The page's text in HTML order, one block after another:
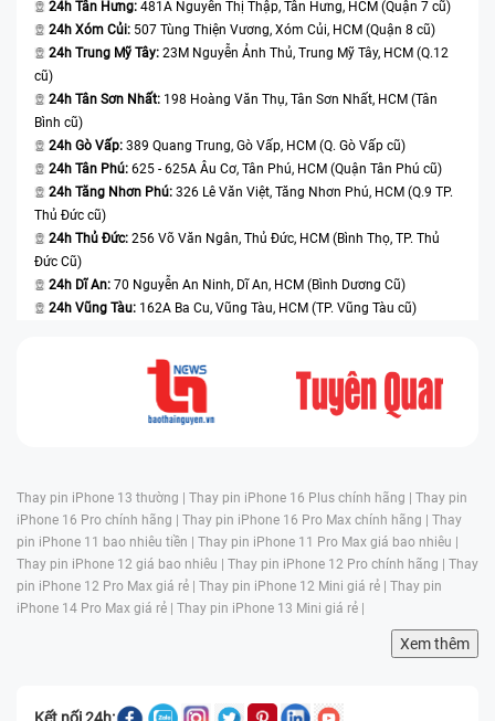
24h Tân Hưng: 481A Nguyễn Thị Thập, Tân Hưng, HCM (Quận 7 cũ)
24h Xóm Củi: 507 Tùng Thiện Vương, Xóm Củi, HCM (Quận 8 cũ)
24h Trung Mỹ Tây: 23M Nguyễn Ảnh Thủ, Trung Mỹ Tây, HCM (Q.12
cũ)
24h Tân Sơn Nhất: 198 Hoàng Văn Thụ, Tân Sơn Nhất, HCM (Tân
Bình cũ)
24h Gò Vấp: 389 Quang Trung, Gò Vấp, HCM (Q. Gò Vấp cũ)
24h Tân Phú: 625 - 625A Âu Cơ, Tân Phú, HCM (Quận Tân Phú cũ)
24h Tăng Nhơn Phú: 326 Lê Văn Việt, Tăng Nhơn Phú, HCM (Q.9 TP.
Thủ Đức cũ)
24h Thủ Đức: 256 Võ Văn Ngân, Thủ Đức, HCM (Bình Thọ, TP. Thủ
Đức Cũ)
24h Dĩ An: 70 Nguyễn An Ninh, Dĩ An, HCM (Bình Dương Cũ)
24h Vũng Tàu: 162A Ba Cu, Vũng Tàu, HCM (TP. Vũng Tàu cũ)
Thay pin iPhone 13 thường | Thay pin iPhone 16 Plus chính hãng | Thay pin
iPhone 16 Pro chính hãng | Thay pin iPhone 16 Pro Max chính hãng | Thay
pin iPhone 11 bao nhiêu tiền | Thay pin iPhone 11 Pro Max giá bao nhiêu |
Thay pin iPhone 12 giá bao nhiêu | Thay pin iPhone 12 Pro chính hãng | Thay
pin iPhone 12 Pro Max giá rẻ | Thay pin iPhone 12 Mini giá rẻ | Thay pin
iPhone 14 Pro Max giá rẻ | Thay pin iPhone 13 Mini giá rẻ |
Xem thêm